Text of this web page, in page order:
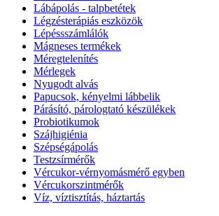
Lábápolás - talpbetétek
Légzésterápiás eszközök
Lépéssszámlálók
Mágneses termékek
Méregtelenítés
Mérlegek
Nyugodt alvás
Papucsok, kényelmi lábbelik
Párásító, párologtató készülékek
Probiotikumok
Szájhigiénia
Szépségápolás
Testzsírmérők
Vércukor-vérnyomásmérő egyben
Vércukorszintmérők
Víz, víztisztítás, háztartás